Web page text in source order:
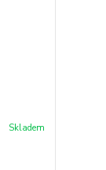
Skladem